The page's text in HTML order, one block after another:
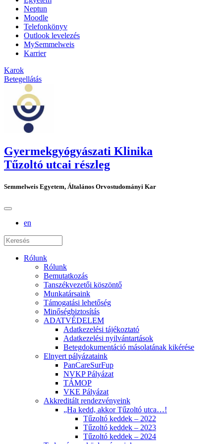
Neptun
Moodle
Telefonkönyv
Outlook levelezés
MySemmelweis
Karrier
Karok
Betegellátás
Gyermekgyógyászati Klinika
Tűzoltó utcai részleg
Semmelweis Egyetem, Általános Orvostudományi Kar
en
Rólunk
Rólunk
Bemutatkozás
Tanszékvezetői köszöntő
Munkatársaink
Támogatási lehetőség
Minőségbiztosítás
ADATVÉDELEM
Adatkezelési tájékoztató
Adatkezelési nyilvántartások
Betegdokumentáció másolatának kikérése
Elnyert pályázataink
PanCareSurFup
NVKP Pályázat
TÁMOP
VKE Pályázat
Akkreditált rendezvényeink
„Ha kedd, akkor Tűzoltó utca…!
Tűzoltó keddek – 2022
Tűzoltó keddek – 2023
Tűzoltó keddek – 2024